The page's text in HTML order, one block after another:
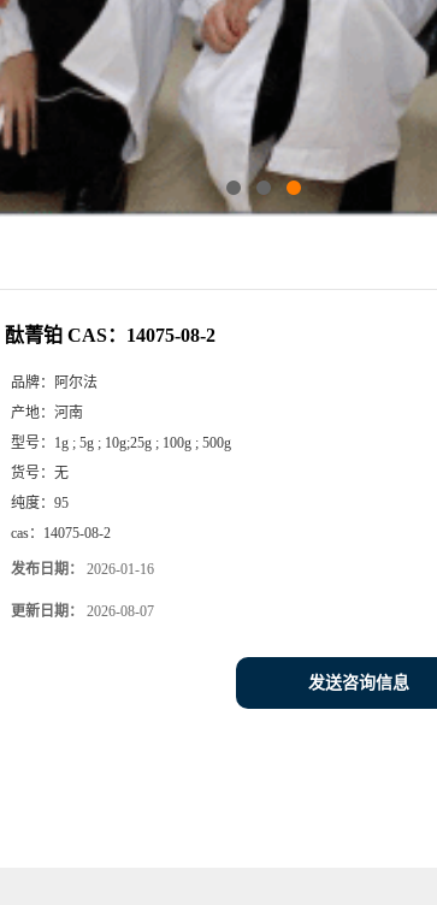
酞菁铂 CAS：14075-08-2
品牌： 阿尔法
产地： 河南
型号： 1g ; 5g ; 10g;25g ; 100g ; 500g
货号： 无
纯度： 95
cas： 14075-08-2
发布日期： 2026-01-16
更新日期： 2026-08-07
发送咨询信息